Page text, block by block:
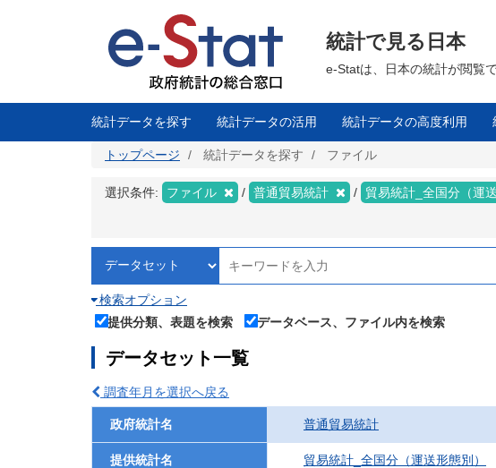
に
統計で見る日本
e-Statは、日本の統計が閲覧
統計データを探す 統計データの活用 統計データの高度利用
トップページ 統計データを探す ファイル
選択条件: ファイル 普通貿易統計 貿易統計_全国分（運
検索オプション
提供分類、表題を検索
データベース、ファイル内を検索
データセット一覧
調査年月を選択へ戻る
政府統計名 普通貿易統計
提供統計名 貿易統計_全国分（運送形態別）